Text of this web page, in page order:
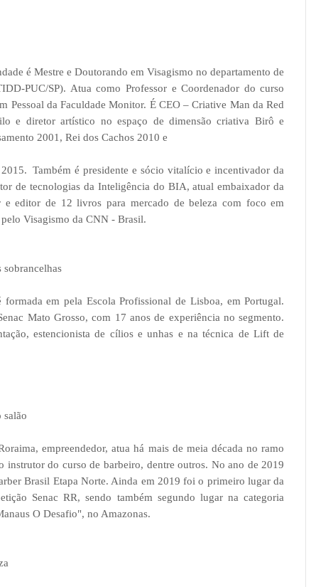
é Mestre e Doutorando em Visagismo no departamento de
PUC/SP). Atua como Professor e Coordenador do curso
Pessoal da Faculdade Monitor. É CEO – Criative Man da Red
e diretor artístico no espaço de dimensão criativa Birô e
2001, Rei dos Cachos 2010 e
Também é presidente e sócio vitalício e incentivador da
de tecnologias da Inteligência do BIA, atual embaixador da
e editor de 12 livros para mercado de beleza com foco em
Visagismo da CNN - Brasil.
em pela Escola Profissional de Lisboa, em Portugal.
Mato Grosso, com 17 anos de experiência no segmento.
estencionista de cílios e unhas e na técnica de Lift de
salão
empreendedor, atua há mais de meia década no ramo
instrutor do curso de barbeiro, dentre outros. No ano de 2019
Brasil Etapa Norte. Ainda em 2019 foi o primeiro lugar da
Senac RR, sendo também segundo lugar na categoria
O Desafio", no Amazonas.